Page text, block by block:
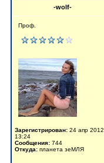
-wolf-
Проф.
Зарегистрирован: 24 апр 2012,
13:24
Сообщения: 744
Откуда: планета зеМЛЯ